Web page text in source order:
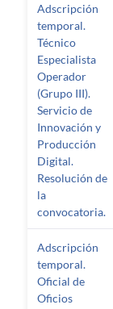
Adscripción
temporal.
Técnico
Especialista
Operador
(Grupo III).
Servicio de
Innovación y
Producción
Digital.
Resolución de
la
convocatoria.
Adscripción
temporal.
Oficial de
Oficios